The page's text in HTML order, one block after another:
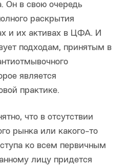
Он в свою очередь
раскрытия
и их активах в ЦФА. И
подходам, принятым в
является
практике.
что в отсутствии
рынка или какого-то
ко всем первичным
лицу придется